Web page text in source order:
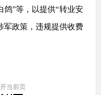
鸽”等，以提供“转业安
军政策，违规提供收费
当前页